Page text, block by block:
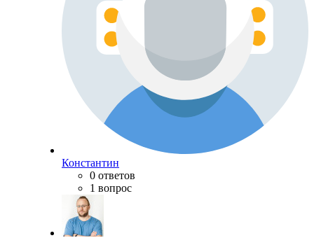
Константин
0 ответов
1 вопрос